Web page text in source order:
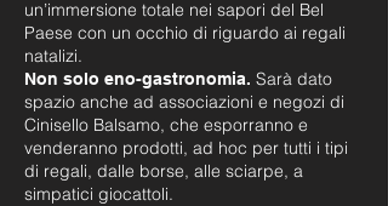
un’immersione totale nei sapori del Bel
Paese con un occhio di riguardo ai regali
natalizi.
Non solo eno-gastronomia. Sarà dato
spazio anche ad associazioni e negozi di
Cinisello Balsamo, che esporranno e
venderanno prodotti, ad hoc per tutti i tipi
di regali, dalle borse, alle sciarpe, a
simpatici giocattoli.